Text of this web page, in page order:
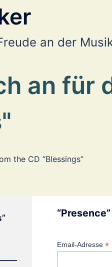
an der
an für
the CD “Blessings”
Email-Adresse*